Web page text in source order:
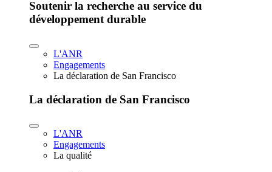
Soutenir la recherche au service du
développement durable
L'ANR
Engagements
La déclaration de San Francisco
La déclaration de San Francisco
L'ANR
Engagements
La qualité